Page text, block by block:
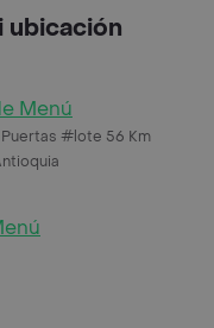
ubicación
Menú
Puertas #lote 56 Km